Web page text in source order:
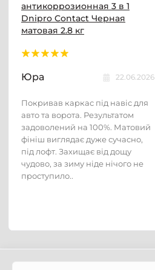
антикоррозионная 3 в 1
Dnipro Contact Черная
матовая 2.8 кг
Юра 22.06.2026
Покривав каркас під навіс для
авто та ворота. Результатом
задоволений на 100%. Матовий
фініш виглядає дуже сучасно,
під лофт. Захищає від дощу
чудово, за зиму ніде нічого не
проступило..